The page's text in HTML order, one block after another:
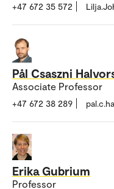
+47 672 35 572
Pål Csaszni
Associate Professor
+47 672 38 289
Erika Gubrium
Professor